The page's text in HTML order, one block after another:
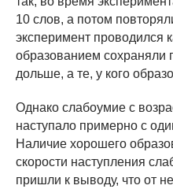
10 слов, а потом
эксперимент проводился
образованием сохраняли
дольше, а те, у кого
Однако слабоумие с
наступало примерно с
Наличие хорошего
скорости наступления
пришли к выводу, что от